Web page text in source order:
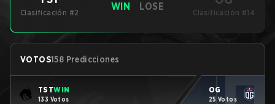
Clasificación #2
WIN LOSE
Clasificación #14
VOTOS158 Predicciones
TSTWIN
133 Votos
OG
25 Votos